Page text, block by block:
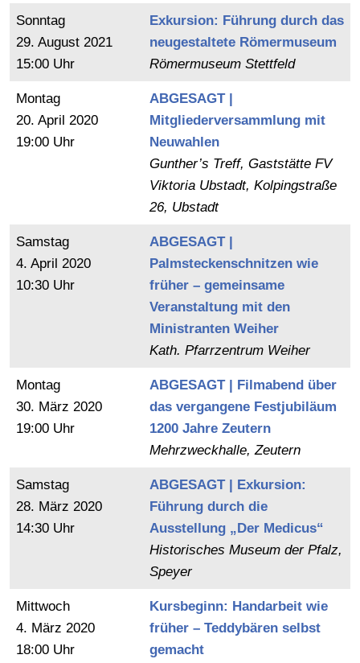
Sonntag
29. August 2021
15:00 Uhr
Exkursion: Führung durch das
neugestaltete Römermuseum
Römermuseum Stettfeld
Montag
20. April 2020
19:00 Uhr
ABGESAGT |
Mitgliederversammlung mit
Neuwahlen
Gunther’s Treff, Gaststätte FV
Viktoria Ubstadt, Kolpingstraße
26, Ubstadt
Samstag
4. April 2020
10:30 Uhr
ABGESAGT |
Palmsteckenschnitzen wie
früher – gemeinsame
Veranstaltung mit den
Ministranten Weiher
Kath. Pfarrzentrum Weiher
Montag
30. März 2020
19:00 Uhr
ABGESAGT | Filmabend über
das vergangene Festjubiläum
1200 Jahre Zeutern
Mehrzweckhalle, Zeutern
Samstag
28. März 2020
14:30 Uhr
ABGESAGT | Exkursion:
Führung durch die
Ausstellung „Der Medicus“
Historisches Museum der Pfalz,
Speyer
Mittwoch
4. März 2020
18:00 Uhr
Kursbeginn: Handarbeit wie
früher – Teddybären selbst
gemacht